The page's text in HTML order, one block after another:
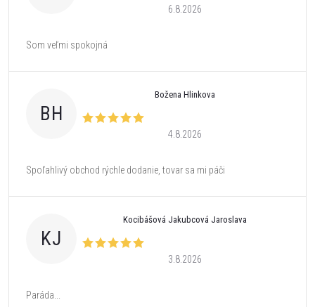
6.8.2026
Som veľmi spokojná
BH
Božena Hlinkova
4.8.2026
Spoľahlivý obchod rýchle dodanie, tovar sa mi páči
KJ
Kocibášová Jakubcová Jaroslava
3.8.2026
Paráda...